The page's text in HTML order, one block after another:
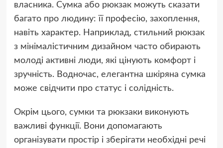
власника. Сумка або рюкзак можуть сказати
багато про людину: її професію, захоплення,
навіть характер. Наприклад, стильний рюкзак
з мінімалістичним дизайном часто обирають
молоді активні люди, які цінують комфорт і
зручність. Водночас, елегантна шкіряна сумка
може свідчити про статус і солідність.
Окрім цього, сумки та рюкзаки виконують
важливі функції. Вони допомагають
організувати простір і зберігати необхідні речі